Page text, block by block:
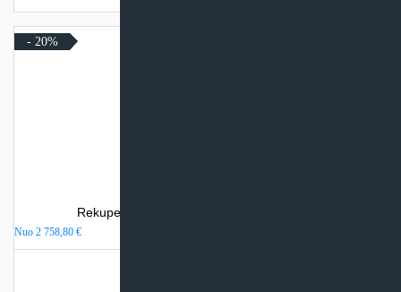
- 20%
Rekuperatorius SystemAir SAVE VTR 300/B
Nuo 2 758,80 €